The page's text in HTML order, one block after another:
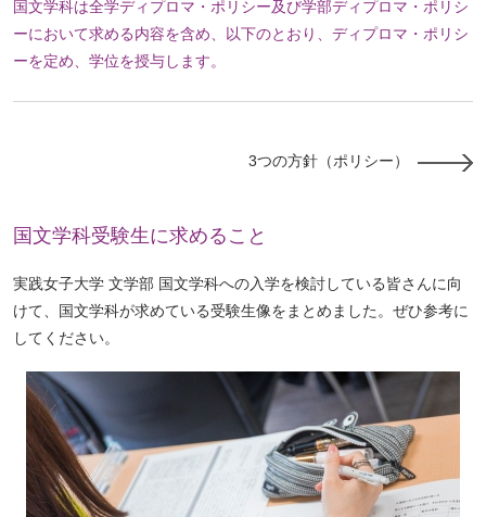
国文学科は全学ディプロマ・ポリシー及び学部ディプロマ・ポリシ
ーにおいて求める内容を含め、以下のとおり、ディプロマ・ポリシ
ーを定め、学位を授与します。
3つの方針（ポリシー）
国文学科受験生に求めること
実践女子大学 文学部 国文学科への入学を検討している皆さんに向
けて、国文学科が求めている受験生像をまとめました。ぜひ参考に
してください。